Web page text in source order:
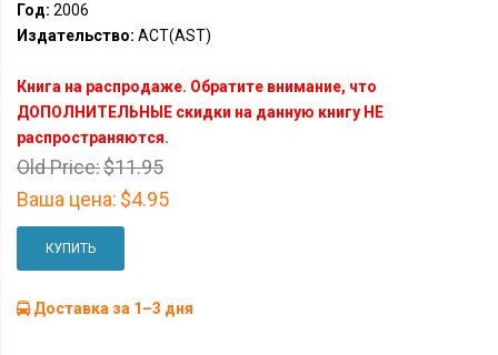
Год: 2006
Издательство: АСТ(AST)
Книга на распродаже. Обратите внимание, что
ДОПОЛНИТЕЛЬНЫЕ скидки на данную книгу НЕ
распространяются.
Old Price:$11.95
Ваша цена: $4.95
КУПИТЬ
Доставка за 1–3 дня